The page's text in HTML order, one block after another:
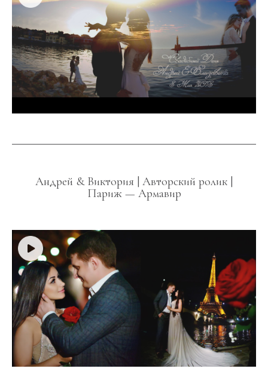
Андрей & Виктория | Авторский ролик |
Париж — Армавир